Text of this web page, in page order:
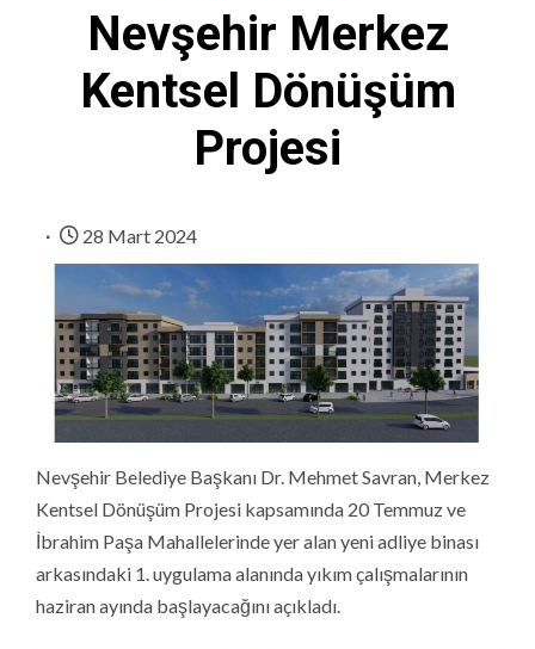
Nevşehir Merkez
Kentsel Dönüşüm
Projesi
28 Mart 2024
Nevşehir Belediye Başkanı Dr. Mehmet Savran, Merkez
Kentsel Dönüşüm Projesi kapsamında 20 Temmuz ve
İbrahim Paşa Mahallelerinde yer alan yeni adliye binası
arkasındaki 1. uygulama alanında yıkım çalışmalarının
haziran ayında başlayacağını açıkladı.